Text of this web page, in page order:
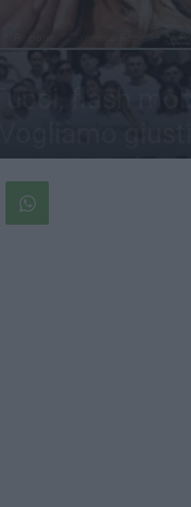
flash